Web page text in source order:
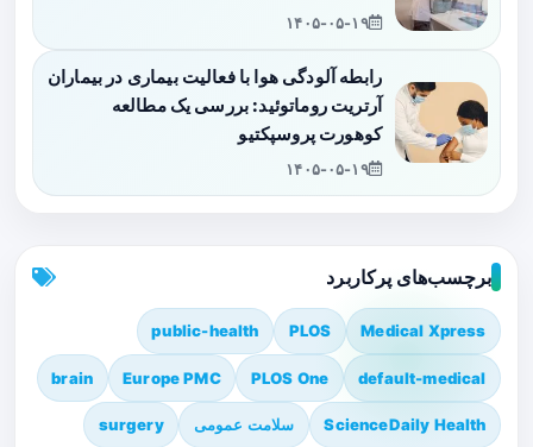
۱۴۰۵-۰۵-۱۹
رابطه آلودگی هوا با فعالیت بیماری در بیماران
آرتریت روماتوئید: بررسی یک مطالعه
کوهورت پروسپکتیو
۱۴۰۵-۰۵-۱۹
برچسب‌های پرکاربرد
Medical Xpress
PLOS
public-health
default-medical
PLOS One
Europe PMC
brain
ScienceDaily Health سلامت عمومی surgery